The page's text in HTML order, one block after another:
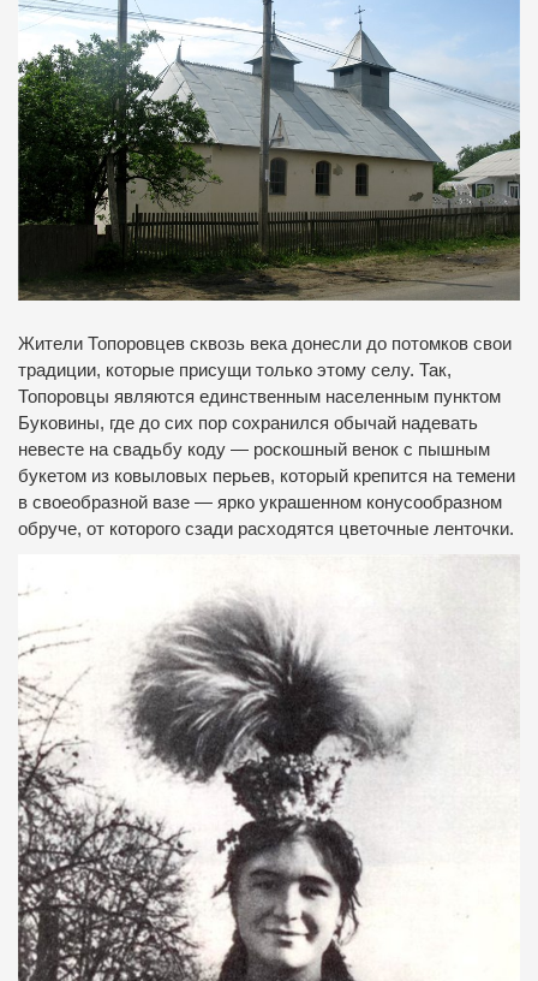
Жители Топоровцев сквозь века донесли до потомков свои
традиции, которые присущи только этому селу. Так,
Топоровцы являются единственным населенным пунктом
Буковины, где до сих пор сохранился обычай надевать
невесте на свадьбу коду — роскошный венок с пышным
букетом из ковыловых перьев, который крепится на темени
в своеобразной вазе — ярко украшенном конусообразном
обруче, от которого сзади расходятся цветочные ленточки.